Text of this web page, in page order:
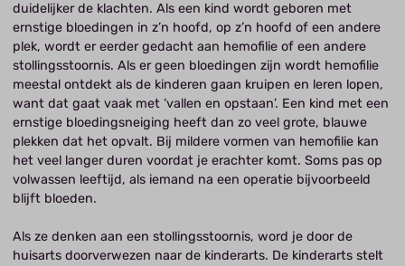
duidelijker de klachten. Als een kind wordt geboren met
ernstige bloedingen in z’n hoofd, op z’n hoofd of een andere
plek, wordt er eerder gedacht aan hemofilie of een andere
stollingsstoornis. Als er geen bloedingen zijn wordt hemofilie
meestal ontdekt als de kinderen gaan kruipen en leren lopen,
want dat gaat vaak met ‘vallen en opstaan’. Een kind met een
ernstige bloedingsneiging heeft dan zo veel grote, blauwe
plekken dat het opvalt. Bij mildere vormen van hemofilie kan
het veel langer duren voordat je erachter komt. Soms pas op
volwassen leeftijd, als iemand na een operatie bijvoorbeeld
blijft bloeden.
Als ze denken aan een stollingsstoornis, word je door de
huisarts doorverwezen naar de kinderarts. De kinderarts stelt